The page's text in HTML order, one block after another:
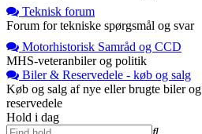
Teknisk forum
Forum for tekniske spørgsmål og svar
Motorhistorisk Samråd og CCD
MHS-veteranbiler og politik
Biler & Reservedele - køb og salg
Køb og salg af nye eller brugte biler og
reservedele
Hold i dag